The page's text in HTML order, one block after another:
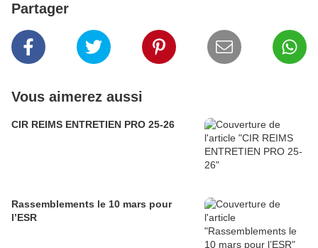
Partager
Vous aimerez aussi
CIR REIMS ENTRETIEN PRO 25-26
Rassemblements le 10 mars pour
l’ESR